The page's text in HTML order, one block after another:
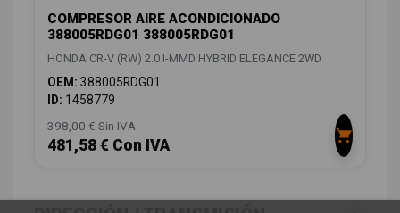
COMPRESOR AIRE ACONDICIONADO
388005RDG01 388005RDG01
HONDA CR-V (RW) 2.0 I-MMD HYBRID ELEGANCE 2WD
OEM: 388005RDG01
ID: 1458779
398,00 € Sin IVA
481,58 € Con IVA